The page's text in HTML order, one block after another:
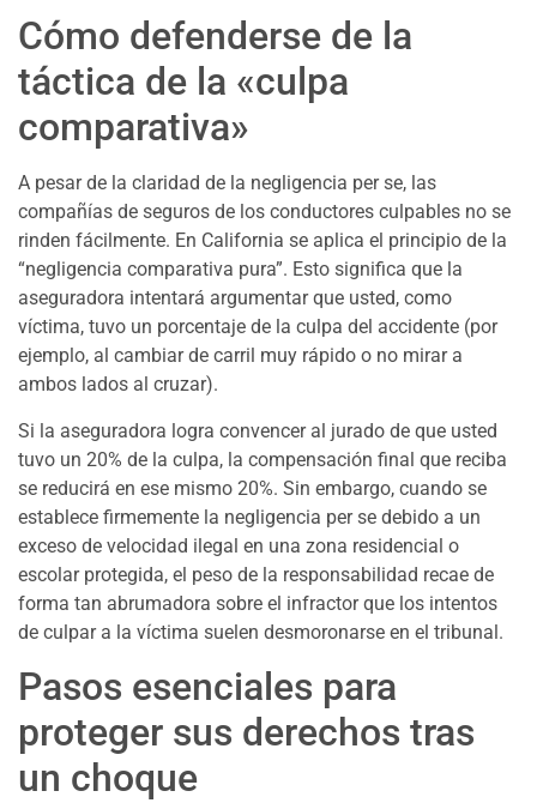
Cómo defenderse de la
táctica de la «culpa
comparativa»
A pesar de la claridad de la negligencia per se, las
compañías de seguros de los conductores culpables no se
rinden fácilmente. En California se aplica el principio de la
“negligencia comparativa pura”. Esto significa que la
aseguradora intentará argumentar que usted, como
víctima, tuvo un porcentaje de la culpa del accidente (por
ejemplo, al cambiar de carril muy rápido o no mirar a
ambos lados al cruzar).
Si la aseguradora logra convencer al jurado de que usted
tuvo un 20% de la culpa, la compensación final que reciba
se reducirá en ese mismo 20%. Sin embargo, cuando se
establece firmemente la negligencia per se debido a un
exceso de velocidad ilegal en una zona residencial o
escolar protegida, el peso de la responsabilidad recae de
forma tan abrumadora sobre el infractor que los intentos
de culpar a la víctima suelen desmoronarse en el tribunal.
Pasos esenciales para
proteger sus derechos tras
un choque